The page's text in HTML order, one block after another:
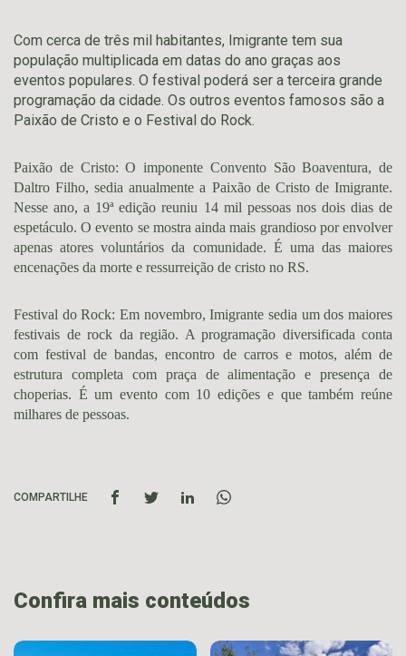
Com cerca de três mil habitantes, Imigrante tem sua
população multiplicada em datas do ano graças aos
eventos populares. O festival poderá ser a terceira grande
programação da cidade. Os outros eventos famosos são a
Paixão de Cristo e o Festival do Rock.
Paixão de Cristo: O imponente Convento São Boaventura, de
Daltro Filho, sedia anualmente a Paixão de Cristo de Imigrante.
Nesse ano, a 19ª edição reuniu 14 mil pessoas nos dois dias de
espetáculo. O evento se mostra ainda mais grandioso por envolver
apenas atores voluntários da comunidade. É uma das maiores
encenações da morte e ressurreição de cristo no RS.
Festival do Rock: Em novembro, Imigrante sedia um dos maiores
festivais de rock da região. A programação diversificada conta
com festival de bandas, encontro de carros e motos, além de
estrutura completa com praça de alimentação e presença de
choperias. É um evento com 10 edições e que também reúne
milhares de pessoas.
COMPARTILHE
Confira mais conteúdos